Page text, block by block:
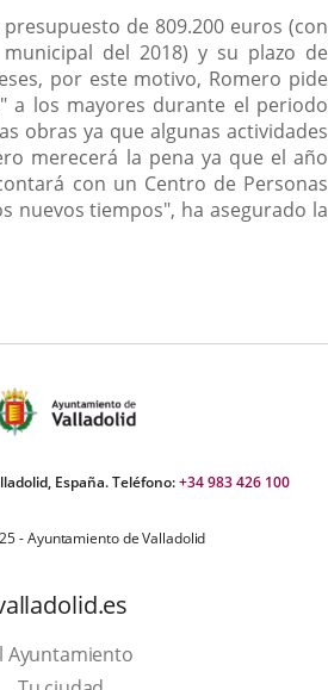
de 809.200 euros (con
del 2018) y su plazo de
por este motivo, Romero pide
a los mayores durante el periodo
obras ya que algunas actividades
merecerá la pena ya que el año
con un Centro de Personas
nuevos tiempos", ha asegurado la
España. Teléfono:+34 983 426 100
- Ayuntamiento de Valladolid
Ayuntamiento